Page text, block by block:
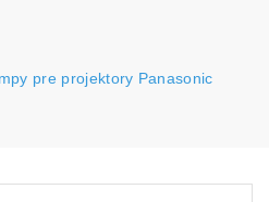
pre projektory Panasonic